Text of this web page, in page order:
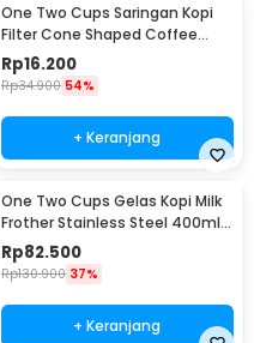
One Two Cups Saringan Kopi
Filter Cone Shaped Coffee
Dripper 1 PCS - K741
Rp16.200
Rp34.900 54%
+ Keranjang
One Two Cups Gelas Kopi Milk
Frother Stainless Steel 400ml -
WZ0011
Rp82.500
Rp130.900 37%
+ Keranjang